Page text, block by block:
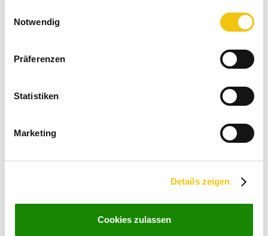
Trigger Symbol ändern oder widerrufen
Informationen über Ihre geografische Lage
können
bestimmten Merkmalen (Fingerprinting) identifizieren
Erfahren Sie mehr darüber, wie Ihre persönlichen Daten
zu können und die Zugriffe auf unsere Website zu
Notwendig
Präferenzen
Statistiken
Marketing
Details zeigen
Cookies zulassen